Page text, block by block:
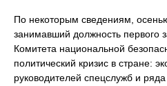
По некоторым сведениям,
занимавший должность первого
Комитета национальной
политический кризис в стране:
руководителей спецслужб и